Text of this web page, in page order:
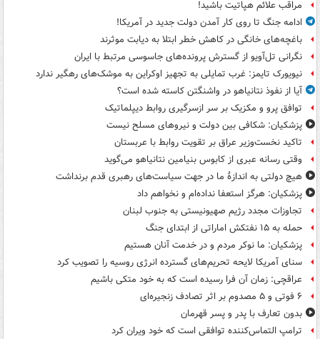
مراقب علائم هپاتیت باشید!
ادامه جنگ تا روی کار آمدن دولت جدید در آمریکا!
باغچه‌های خانگی در کاهش خطر ابتلا به دیابت موثرند
نگرانی تل‌آویو از گسترش پرونده‌های جاسوسی مرتبط با ایران
نیویورک تایمز: غرب تمایلی به تجهیز اوکراین به موشک‌های رهگیر ندارد
آیا از نفوذ نتانیاهو در واشنگتن کاسته شده است؟
توافق پرو و مکزیک بر سر ازسرگیری روابط دیپلماتیک
پزشکیان: شکافی بین دولت و نیروهای مسلح نیست
تاکید نخست‌وزیر عراق بر تقویت روابط با عربستان
وقتی رسانه عبری از کابوس بنیامین نتانیاهو می‌گوید
هیچ دولتی به اندازۀ ما در جهت سیاست‌های رهبری قدم برنداشت
پزشکیان: هرگز استعفا نداده‌ام و نخواهم داد
تجاوزات مجدد رژیم صهیونیستی به جنوب لبنان
حمله به ۱۵ نفتکش‌ اماراتی از ابتدای جنگ
پزشکیان: ما نوکر مردم و در خدمت آنان هستیم
سنای آمریکا لایحه تحریم‌های گسترده انرژی روسیه را تصویب کرد
عراقچی: زمان آن فرا رسیده است که به خود متکی باشیم
۶ فوتی و ۵ مصدوم بر اثر تصادف زنجیره‌ای
بدون تعارف با پدر و پسر قهرمان
ترامپ التماس‌کننده توافقی است که خود ویران کرد